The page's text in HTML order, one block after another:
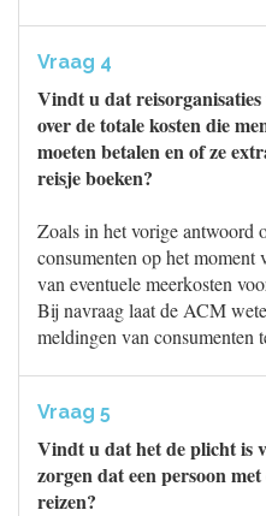
Vraag 4
Vindt u dat
over de totale kosten die
moeten betalen en of ze
reisje boeken?
Zoals in het vorige antwoord
consumenten op het moment
van eventuele meerkosten
Bij navraag laat de ACM
meldingen van consumenten
Vraag 5
Vindt u dat het de plicht is
zorgen dat een persoon
reizen?